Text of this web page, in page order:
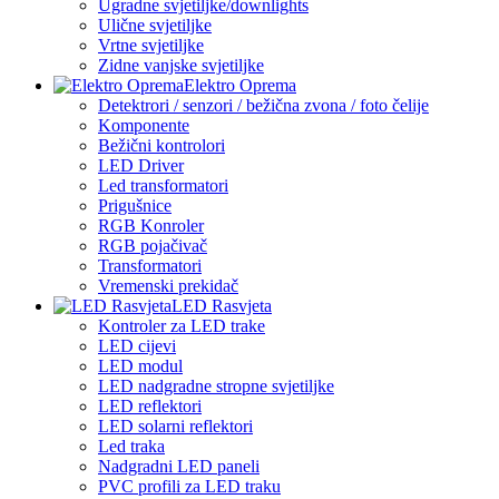
Ugradne svjetiljke/downlights
Ulične svjetiljke
Vrtne svjetiljke
Zidne vanjske svjetiljke
Elektro Oprema
Detektrori / senzori / bežična zvona / foto čelije
Komponente
Bežični kontrolori
LED Driver
Led transformatori
Prigušnice
RGB Konroler
RGB pojačivač
Transformatori
Vremenski prekidač
LED Rasvjeta
Kontroler za LED trake
LED cijevi
LED modul
LED nadgradne stropne svjetiljke
LED reflektori
LED solarni reflektori
Led traka
Nadgradni LED paneli
PVC profili za LED traku